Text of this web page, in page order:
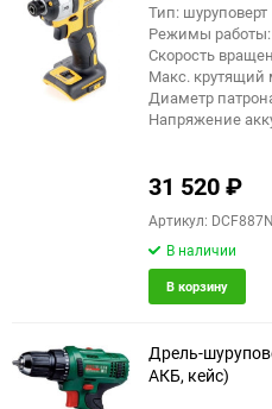
Тип: шуруповерт
Режимы работы:
Скорость
Макс. крутящий
Диаметр
Напряжение
31 520₽
Артикул:
В наличии
В корзину
Дрель-
АКБ, кейс)